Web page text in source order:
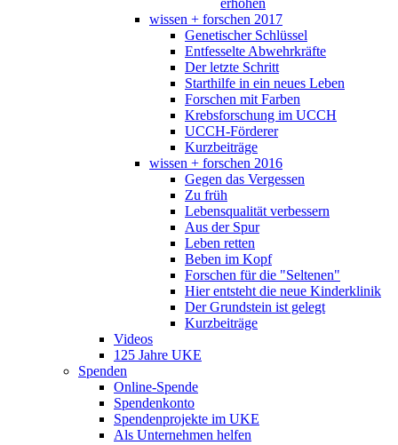
erhöhen
wissen + forschen 2017
Genetischer Schlüssel
Entfesselte Abwehrkräfte
Der letzte Schritt
Starthilfe in ein neues Leben
Forschen mit Farben
Krebsforschung im UCCH
UCCH-Förderer
Kurzbeiträge
wissen + forschen 2016
Gegen das Vergessen
Zu früh
Lebensqualität verbessern
Aus der Spur
Leben retten
Beben im Kopf
Forschen für die "Seltenen"
Hier entsteht die neue Kinderklinik
Der Grundstein ist gelegt
Kurzbeiträge
Videos
125 Jahre UKE
Spenden
Online-Spende
Spendenkonto
Spendenprojekte im UKE
Als Unternehmen helfen